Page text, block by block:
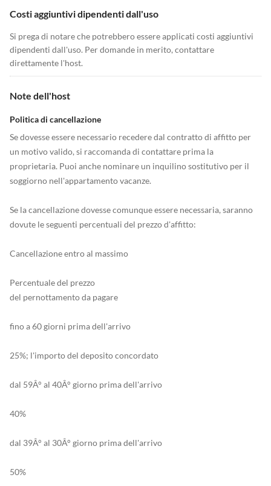
Costi aggiuntivi dipendenti dall'uso
Si prega di notare che potrebbero essere applicati costi aggiuntivi
dipendenti dall'uso. Per domande in merito, contattare
direttamente l'host.
Note dell'host
Politica di cancellazione
Se dovesse essere necessario recedere dal contratto di affitto per
un motivo valido, si raccomanda di contattare prima la
proprietaria. Puoi anche nominare un inquilino sostitutivo per il
soggiorno nell'appartamento vacanze.
Se la cancellazione dovesse comunque essere necessaria, saranno
dovute le seguenti percentuali del prezzo d'affitto:
Cancellazione entro al massimo
Percentuale del prezzo
del pernottamento da pagare
fino a 60 giorni prima dell'arrivo
25%; l'importo del deposito concordato
dal 59Â° al 40Â° giorno prima dell'arrivo
40%
dal 39Â° al 30Â° giorno prima dell'arrivo
50%